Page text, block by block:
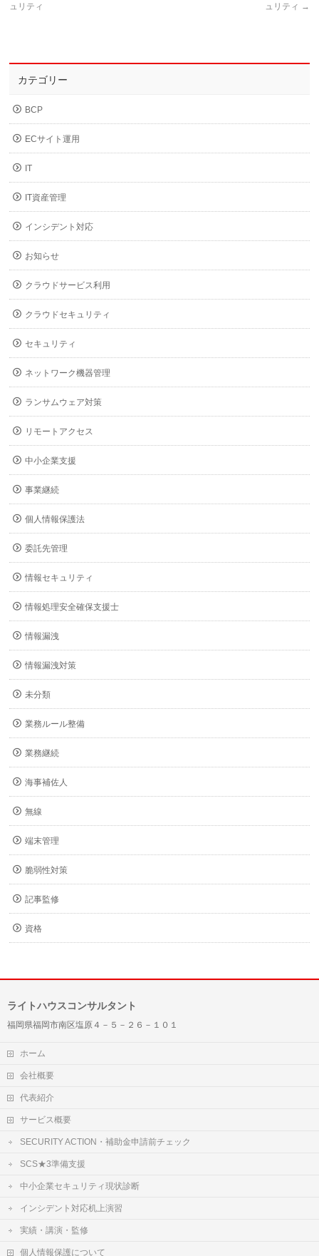
ュリティ
ュリティ →
カテゴリー
BCP
ECサイト運用
IT
IT資産管理
インシデント対応
お知らせ
クラウドサービス利用
クラウドセキュリティ
セキュリティ
ネットワーク機器管理
ランサムウェア対策
リモートアクセス
中小企業支援
事業継続
個人情報保護法
委託先管理
情報セキュリティ
情報処理安全確保支援士
情報漏洩
情報漏洩対策
未分類
業務ルール整備
業務継続
海事補佐人
無線
端末管理
脆弱性対策
記事監修
資格
ライトハウスコンサルタント
福岡県福岡市南区塩原４－５－２６－１０１
ホーム
会社概要
代表紹介
サービス概要
SECURITY ACTION・補助金申請前チェック
SCS★3準備支援
中小企業セキュリティ現状診断
インシデント対応机上演習
実績・講演・監修
個人情報保護について